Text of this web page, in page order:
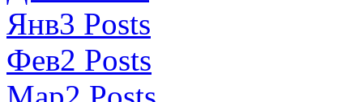
Янв3 Posts
Фев2 Posts